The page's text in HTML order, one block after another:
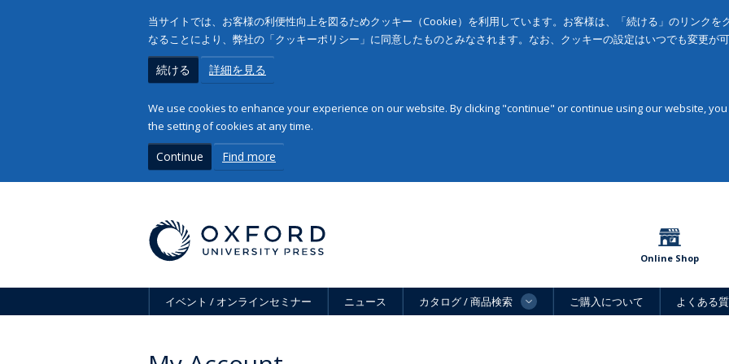
当サイトでは、お客様の利便性向上を図るためクッキー（Cookie）を利用しています。お客様は、「続ける」のリンク
なることにより、弊社の「クッキーポリシー」に同意したものとみなされます。なお、クッキーの設定はいつでも変更が
続ける 詳細を見る
We use cookies to enhance your experience on our website. By clicking "continue" or continue using our website,
the setting of cookies at any time.
Continue Find more
Online Shop
イベント / オンラインセミナー ニュース カタログ / 商品検索 ご購入について よくある